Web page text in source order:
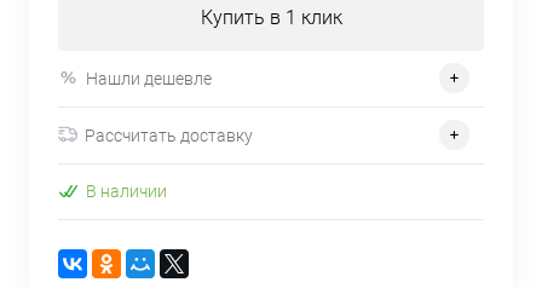
Купить в 1 клик
Нашли дешевле
Рассчитать доставку
В наличии